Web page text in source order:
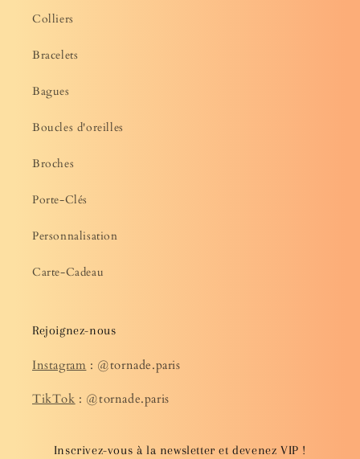
Colliers
Bracelets
Bagues
Boucles d'oreilles
Broches
Porte-Clés
Personnalisation
Carte-Cadeau
Rejoignez-nous
Instagram : @tornade.paris
TikTok : @tornade.paris
Inscrivez-vous à la newsletter et devenez VIP !